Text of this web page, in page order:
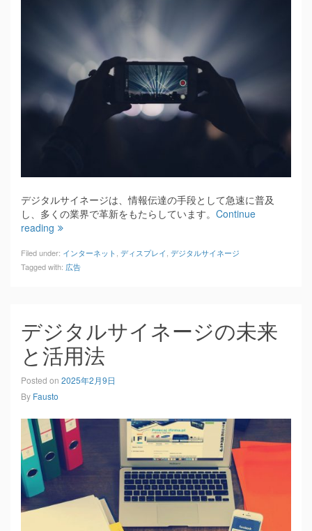
デジタルサイネージは、情報伝達の手段として急速に普及
し、多くの業界で革新をもたらしています。 Continue
reading
Filed under: インターネット ディスプレイ デジタルサイネージ
Tagged with: 広告
デジタルサイネージの未来
と活用法
Posted on 2025年2月9日
By Fausto